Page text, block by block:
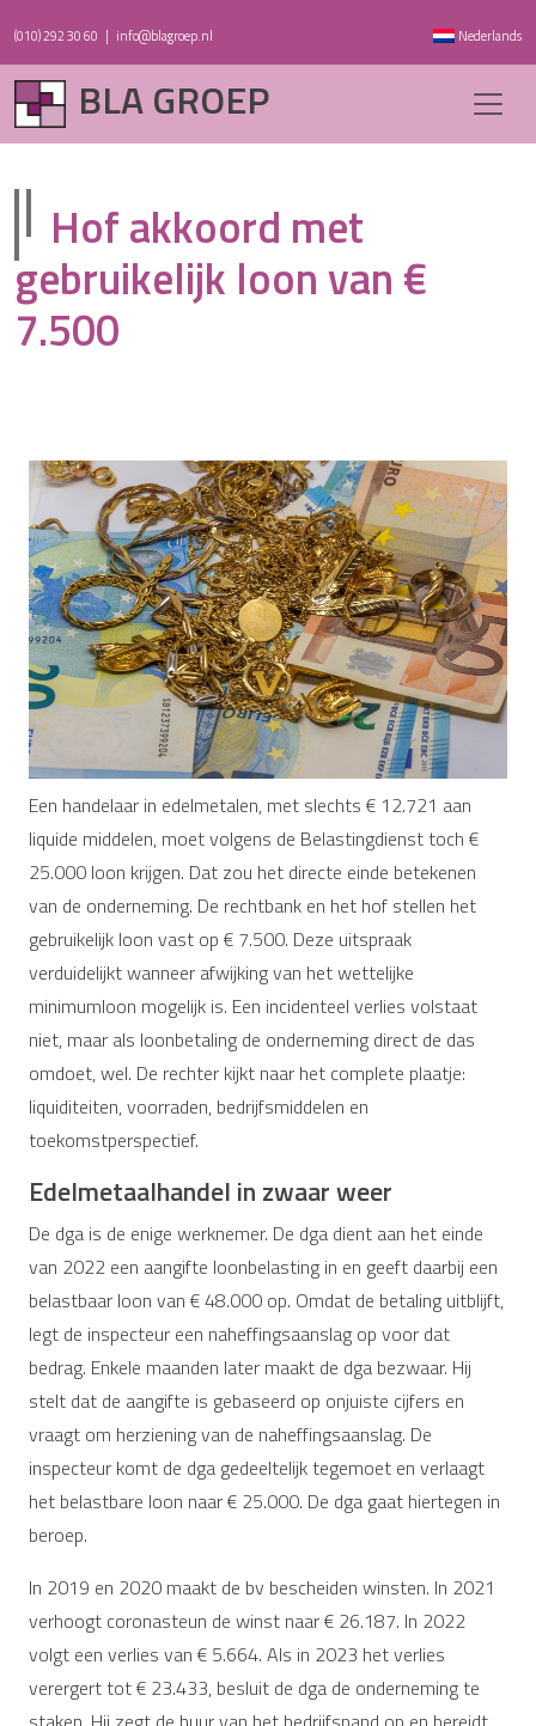
(010) 292 30 60 | info@blagroep.nl Nederlands
BLA GROEP
Hof akkoord met
gebruikelijk loon van €
7.500
Een handelaar in edelmetalen, met slechts € 12.721 aan
liquide middelen, moet volgens de Belastingdienst toch €
25.000 loon krijgen. Dat zou het directe einde betekenen
van de onderneming. De rechtbank en het hof stellen het
gebruikelijk loon vast op € 7.500. Deze uitspraak
verduidelijkt wanneer afwijking van het wettelijke
minimumloon mogelijk is. Een incidenteel verlies volstaat
niet, maar als loonbetaling de onderneming direct de das
omdoet, wel. De rechter kijkt naar het complete plaatje:
liquiditeiten, voorraden, bedrijfsmiddelen en
toekomstperspectief.
Edelmetaalhandel in zwaar weer
De dga is de enige werknemer. De dga dient aan het einde
van 2022 een aangifte loonbelasting in en geeft daarbij een
belastbaar loon van € 48.000 op. Omdat de betaling uitblijft,
legt de inspecteur een naheffingsaanslag op voor dat
bedrag. Enkele maanden later maakt de dga bezwaar. Hij
stelt dat de aangifte is gebaseerd op onjuiste cijfers en
vraagt om herziening van de naheffingsaanslag. De
inspecteur komt de dga gedeeltelijk tegemoet en verlaagt
het belastbare loon naar € 25.000. De dga gaat hiertegen in
beroep.
In 2019 en 2020 maakt de bv bescheiden winsten. In 2021
verhoogt coronasteun de winst naar € 26.187. In 2022
volgt een verlies van € 5.664. Als in 2023 het verlies
verergert tot € 23.433, besluit de dga de onderneming te